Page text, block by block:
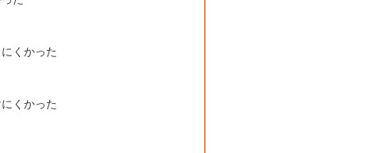
くかった
にくかった